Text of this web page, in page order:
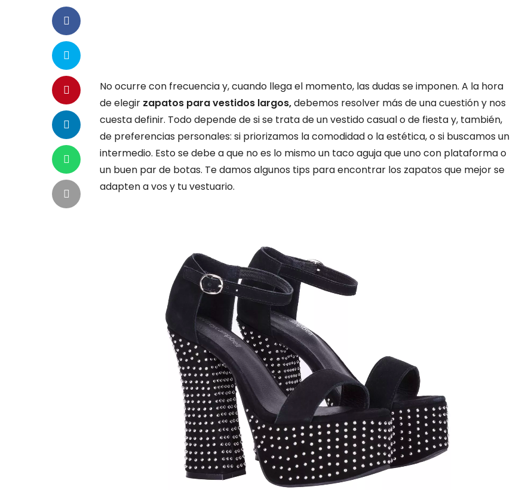
No ocurre con frecuencia y, cuando llega el momento, las dudas se imponen. A la hora
de elegir zapatos para vestidos largos,debemos resolver más de una cuestión y nos
cuesta definir. Todo depende de si se trata de un vestido casual o de fiesta y, también,
de preferencias personales: si priorizamos la comodidad o la estética, o si buscamos un
intermedio. Esto se debe a que no es lo mismo un taco aguja que uno con plataforma o
un buen par de botas. Te damos algunos tips para encontrar los zapatos que mejor se
adapten a vos y tu vestuario.